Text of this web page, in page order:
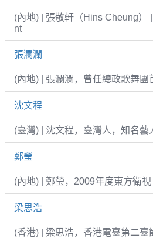
(內地) | 張敬軒（Hins Cheung）
nt
張瀾瀾
(內地) | 張瀾瀾，曾任總政歌舞團
沈文程
(臺灣) | 沈文程，臺灣人，知名藝
鄭瑩
(內地) | 鄭瑩，2009年度東方衛視
梁思浩
(香港) | 梁思浩，香港電臺第二臺